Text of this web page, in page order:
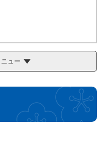
ュー